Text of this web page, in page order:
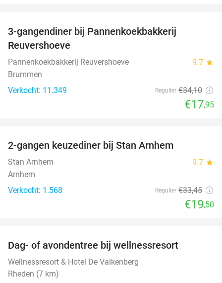
3-gangendiner bij Pannenkoekbakkerij
Reuvershoeve
Pannenkoekbakkerij Reuvershoeve 9.7 star
Brummen
Verkocht: 11.349
Regulier €34,10
€17,95
2-gangen keuzediner bij Stan Arnhem
Stan Arnhem 9.7 star
Arnhem
Verkocht: 1.568
Regulier €33,45
€19,50
Dag- of avondentree bij wellnessresort
Wellnessresort & Hotel De Valkenberg
Rheden (7 km)